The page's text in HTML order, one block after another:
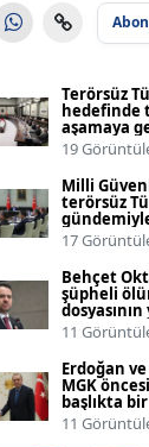
Terörsüz
hedefinde
aşamaya
19
Milli
terörsüz
toplanıyor
17
Behçet
şüpheli
Bakanlığa
11
Erdoğan
MGK
başlıkta
geliyor
11